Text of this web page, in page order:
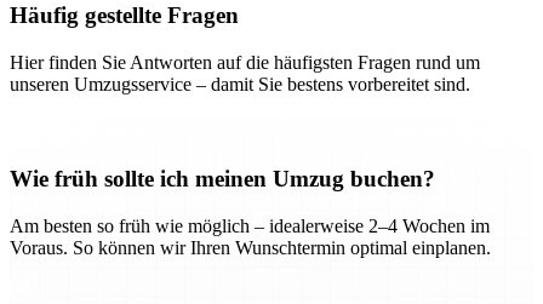
Häufig gestellte Fragen
Hier finden Sie Antworten auf die häufigsten Fragen rund um
unseren Umzugsservice – damit Sie bestens vorbereitet sind.
Wie früh sollte ich meinen Umzug buchen?
Am besten so früh wie möglich – idealerweise 2–4 Wochen im
Voraus. So können wir Ihren Wunschtermin optimal einplanen.